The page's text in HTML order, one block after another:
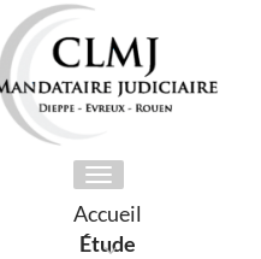
Toggle
navigation
Accueil
Étude